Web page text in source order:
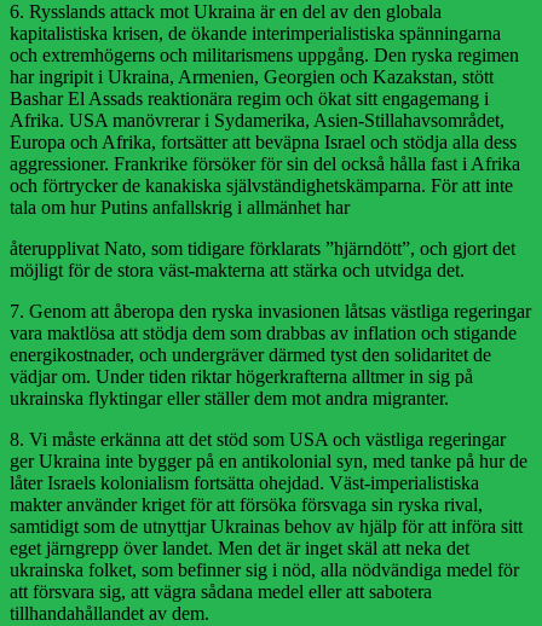
6. Rysslands attack mot Ukraina är en del av den globala
kapitalistiska krisen, de ökande interimperialistiska spänningarna
och extremhögerns och militarismens uppgång. Den ryska regimen
har ingripit i Ukraina, Armenien, Georgien och Kazakstan, stött
Bashar El Assads reaktionära regim och ökat sitt engagemang i
Afrika. USA manövrerar i Sydamerika, Asien-Stillahavsområdet,
Europa och Afrika, fortsätter att beväpna Israel och stödja alla dess
aggressioner. Frankrike försöker för sin del också hålla fast i Afrika
och förtrycker de kanakiska självständighetskämparna. För att inte
tala om hur Putins anfallskrig i allmänhet har
återupplivat Nato, som tidigare förklarats ”hjärndött”, och gjort det
möjligt för de stora väst-makterna att stärka och utvidga det.
7. Genom att åberopa den ryska invasionen låtsas västliga regeringar
vara maktlösa att stödja dem som drabbas av inflation och stigande
energikostnader, och undergräver därmed tyst den solidaritet de
vädjar om. Under tiden riktar högerkrafterna alltmer in sig på
ukrainska flyktingar eller ställer dem mot andra migranter.
8. Vi måste erkänna att det stöd som USA och västliga regeringar
ger Ukraina inte bygger på en antikolonial syn, med tanke på hur de
låter Israels kolonialism fortsätta ohejdad. Väst-imperialistiska
makter använder kriget för att försöka försvaga sin ryska rival,
samtidigt som de utnyttjar Ukrainas behov av hjälp för att införa sitt
eget järngrepp över landet. Men det är inget skäl att neka det
ukrainska folket, som befinner sig i nöd, alla nödvändiga medel för
att försvara sig, att vägra sådana medel eller att sabotera
tillhandahållandet av dem.